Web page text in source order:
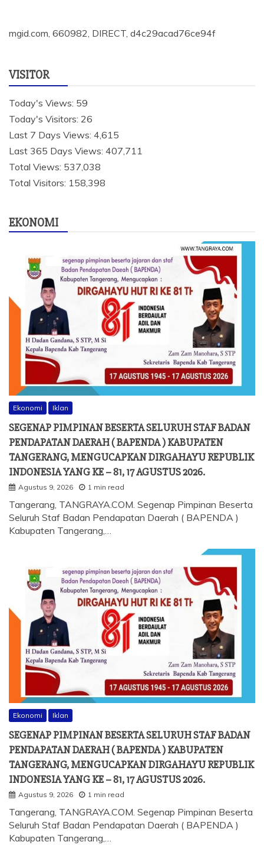
mgid.com, 660982, DIRECT, d4c29acad76ce94f
VISITOR
Today's Views: 59
Today's Visitors: 26
Last 7 Days Views: 4,615
Last 365 Days Views: 407,711
Total Views: 537,038
Total Visitors: 158,398
EKONOMI
Ekonomi Iklan
SEGENAP PIMPINAN BESERTA SELURUH STAF BADAN
PENDAPATAN DAERAH ( BAPENDA ) KABUPATEN
TANGERANG, MENGUCAPKAN DIRGAHAYU REPUBLIK
INDONESIA YANG KE – 81, 17 AGUSTUS 2026.
Agustus 9, 2026 1 min read
Tangerang, TANGRAYA.COM. Segenap Pimpinan Beserta
Seluruh Staf Badan Pendapatan Daerah ( BAPENDA )
Kabupaten Tangerang,…
Ekonomi Iklan
SEGENAP PIMPINAN BESERTA SELURUH STAF BADAN
PENDAPATAN DAERAH ( BAPENDA ) KABUPATEN
TANGERANG, MENGUCAPKAN DIRGAHAYU REPUBLIK
INDONESIA YANG KE – 81, 17 AGUSTUS 2026.
Agustus 9, 2026 1 min read
Tangerang, TANGRAYA.COM. Segenap Pimpinan Beserta
Seluruh Staf Badan Pendapatan Daerah ( BAPENDA )
Kabupaten Tangerang,…